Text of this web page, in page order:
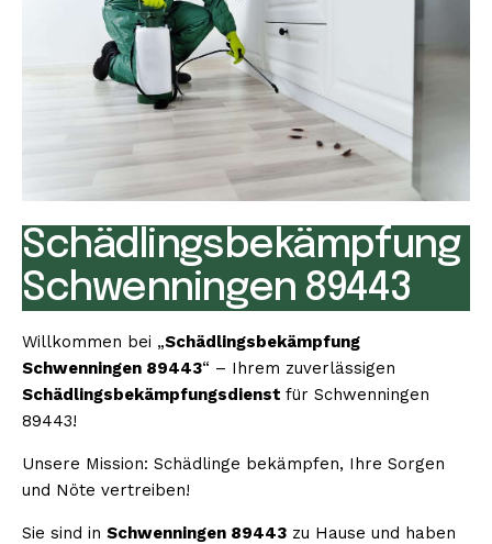
Schädlingsbekämpfung
Schwenningen 89443
Willkommen bei „Schädlingsbekämpfung
Schwenningen 89443“ – Ihrem zuverlässigen
Schädlingsbekämpfungsdienst für Schwenningen
89443!
Unsere Mission: Schädlinge bekämpfen, Ihre Sorgen
und Nöte vertreiben!
Sie sind in Schwenningen 89443 zu Hause und haben